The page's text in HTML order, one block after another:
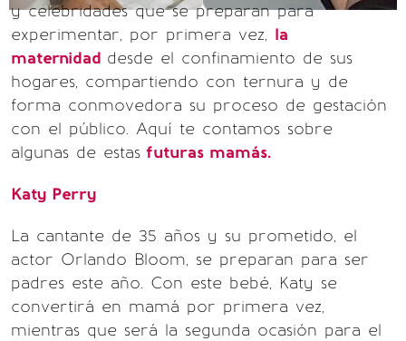
y celebridades que se preparan para
experimentar, por primera vez, la
maternidad desde el confinamiento de sus
hogares, compartiendo con ternura y de
forma conmovedora su proceso de gestación
con el público. Aquí te contamos sobre
algunas de estas futuras mamás.
Katy Perry
La cantante de 35 años y su prometido, el
actor Orlando Bloom, se preparan para ser
padres este año. Con este bebé, Katy se
convertirá en mamá por primera vez,
mientras que será la segunda ocasión para el